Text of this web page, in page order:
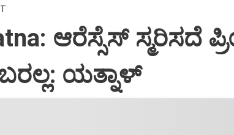
ಆರೆಸ್ಸೆಸ್‌ ಸ್ಮರಿಸದೆ
ಯತ್ನಾಳ್‌